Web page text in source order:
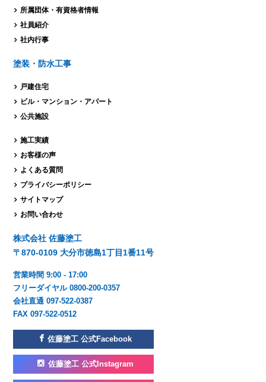
所属団体・有資格者情報
社員紹介
社内行事
塗装・防水工事
戸建住宅
ビル・マンション・ アパート
公共施設
施工実績
お客様の声
よくある質問
プライバシーポリシー
サイトマップ
お問い合わせ
株式会社 佐藤塗工
〒870-0109 大分市徳島1丁目1番11号
営業時間 9:00 - 17:00
フリーダイヤル 0800-200-0357
会社直通 097-522-0387
FAX 097-522-0512
佐藤塗工 公式Facebook
佐藤塗工 公式Instagram